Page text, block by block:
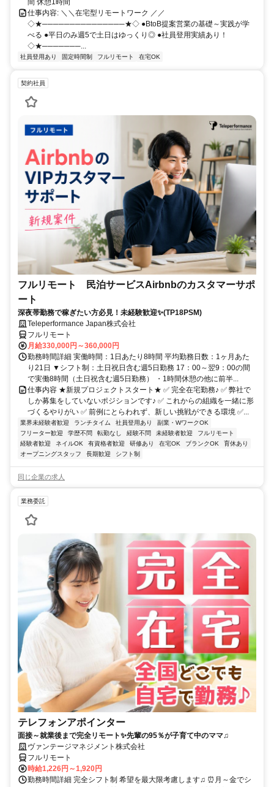
間 休憩1時間
仕事内容: ＼＼在宅型リモートワーク ／／
◇★───────────────★◇ ●BtoB提案営業の基礎～実践が学
べる ●平日のみ週5で土日はゆっくり◎ ●社員登用実績あり！
◇★───────...
社員登用あり 固定時間制 フルリモート 在宅OK
契約社員
フルリモート 民泊サービスAirbnbのカスタマーサポ
ート
深夜帯勤務で稼ぎたい方必見！未経験歓迎✨(TP18PSM)
Teleperformance Japan株式会社
フルリモート
月給330,000円～360,000円
勤務時間詳細 実働時間：1日あたり8時間 平均勤務日数：1ヶ月あた
り21日 ▼シフト制：土日祝日含む週5日勤務 17：00～翌9：00の間
で実働8時間（土日祝含む週5日勤務） ・1時間休憩の他に前半...
仕事内容 ★新規プロジェクトスタート★ ✅ 完全在宅勤務♪ ✅ 弊社で
しか募集をしていないポジションです♪ ✅ これからの組織を一緒に形
づくるやりがい ✅ 前例にとらわれず、新しい挑戦ができる環境 ✅...
業界未経験者歓迎 ランチタイム 社員登用あり
副業・WワークOK
フリーター歓迎
学歴不問 転勤なし 経験不問 未経験者歓迎
フルリモート
経験者歓迎
ネイルOK 有資格者歓迎 研修あり 在宅OK ブランクOK
育休あり
オープニングスタッフ
長期歓迎 シフト制
同じ企業の求人
業務委託
テレフォンアポインター
面接～就業後まで完全リモート✨先輩の95％が子育て中のママ♫
ヴァンテージマネジメント株式会社
フルリモート
時給1,226円～1,920円
勤務時間詳細 完全シフト制 希望を最大限考慮します♫ ⏰月～金でシ